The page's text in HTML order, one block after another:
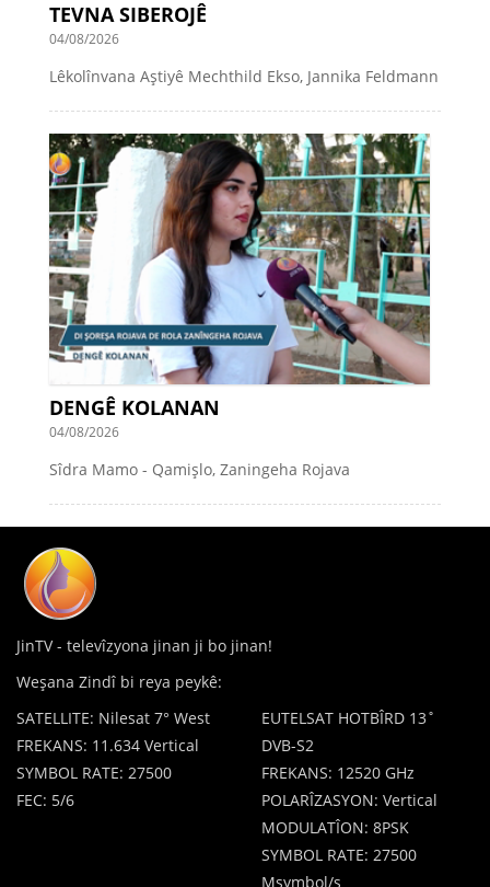
TEVNA SIBEROJÊ
04/08/2026
Lêkolînvana Aştiyê Mechthild Ekso, Jannika Feldmann
DENGÊ KOLANAN
04/08/2026
Sîdra Mamo - Qamişlo, Zaningeha Rojava
JinTV - televîzyona jinan ji bo jinan!
Weşana Zindî bi reya peykê:
SATELLITE: Nilesat 7° West
FREKANS: 11.634 Vertical
SYMBOL RATE: 27500
FEC: 5/6
EUTELSAT HOTBÎRD 13˚
DVB-S2
FREKANS: 12520 GHz
POLARÎZASYON: Vertical
MODULATÎON: 8PSK
SYMBOL RATE: 27500
Msymbol/s